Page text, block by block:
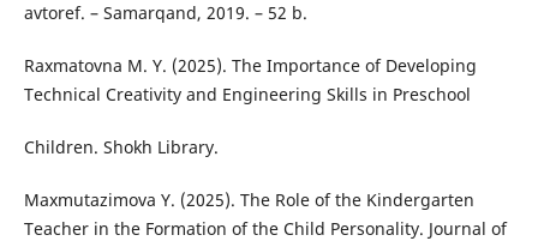
avtoref. – Samarqand, 2019. – 52 b.
Raxmatovna M. Y. (2025). The Importance of Developing
Technical Creativity and Engineering Skills in Preschool
Children. Shokh Library.
Maxmutazimova Y. (2025). The Role of the Kindergarten
Teacher in the Formation of the Child Personality. Journal of